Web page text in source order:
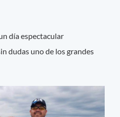
día espectacular
dudas uno de los grandes